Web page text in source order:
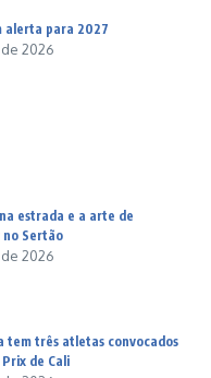
alerta para 2027
2026
na estrada e a arte de
no Sertão
2026
tem três atletas convocados
de Cali